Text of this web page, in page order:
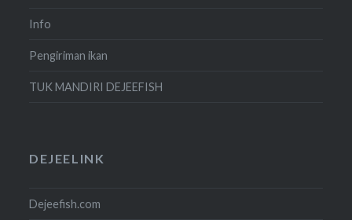
Info
Pengiriman ikan
TUK MANDIRI DEJEEFISH
DEJEELINK
Dejeefish.com